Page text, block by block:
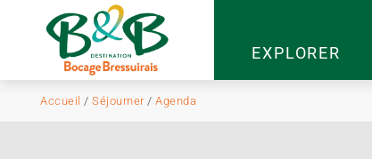
EXPLORER
Accueil / Séjourner/ Agenda